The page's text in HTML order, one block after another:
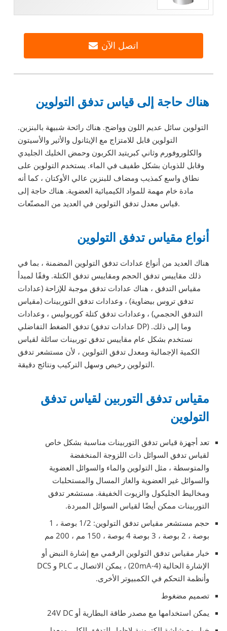
اتصل الآن
هناك حاجة إلى قياس تدفق التولوين
التولوين سائل عديم اللون وواضح. هناك رائحة شبيهة بالبنزين.
التولوين قابل للامتزاج مع الإيثانول والأثير والأسيتون
والكلوروفورم وثاني كبريتيد الكربون وحمض الخليك الجليدي
وقابل للذوبان بشكل طفيف في الماء. يستخدم التولوين على
نطاق واسع كمذيب ومضاف للبنزين عالي الأوكتان ، كما أنه
مادة خام مهمة للمواد الكيميائية العضوية. هناك حاجة إلى
قياس معدل تدفق التولوين في العديد من المصنّعات.
أنواع مقياس تدفق التولوين
هناك العديد من أنواع عدادات تدفق التولوين المضمنة ، بما في
ذلك مقاييس تدفق الحجم ومقاييس تدفق الكتلة. وفقًا لمبدأ
مقياس التدفق ، هناك عدادات تدفق موجبة للإزاحة (عدادات
تدفق تروس بيضاوية) ، وعدادات تدفق التوربينات (مقياس
التدفق الحجمي) ، وعدادات تدفق كتلة كوريوليس ، وعدادات
تدفق الضغط التفاضلي (عدادات تدفق DP) وما إلى ذلك.
نستخدم بشكل عام مقاييس تدفق توربينات سائلة لقياس
الكمية الإجمالية ومعدل تدفق التولوين ، لأن مستشعر تدفق
التولوين رخيص وسهل التركيب ونتائج دقيقة.
مقياس تدفق التوربين لقياس تدفق
التولوين
تعد أجهزة قياس تدفق التوربينات مناسبة بشكل خاص
لقياس تدفق السوائل ذات اللزوجة المنخفضة
والمتوسطة ، مثل التولوين والماء والسوائل العضوية
والسوائل غير العضوية والغاز المسال والمستحلبات
ومخاليط الجليكول والزيوت الخفيفة. مستشعر تدفق
التوربينات ممكن أيضًا لقياس السوائل المبردة.
حجم مستشعر مقياس تدفق التولوين: 1/2 بوصة ، 1
بوصة ، 2 بوصة ، 3 بوصة 4 بوصة ، 150 مم ، 200 مم
خيار مقياس تدفق التولوين الرقمي مع إشارة النبض أو
الإشارة الحالية (4-20mA) ، يمكن الاتصال بـ PLC و DCS
وأنظمة التحكم في الكمبيوتر الأخرى.
تصميم مضغوط
يمكن استخدامها مع مصدر طاقة البطارية أو 24V DC